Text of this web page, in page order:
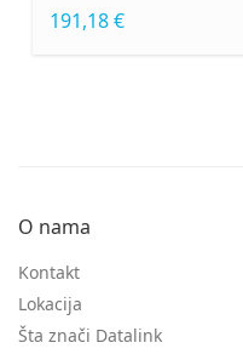
€
O nama
Kontakt
Lokacija
Šta znači Datalink